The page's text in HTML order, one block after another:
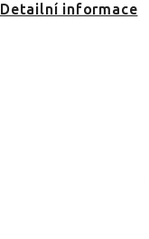
Detailní informace